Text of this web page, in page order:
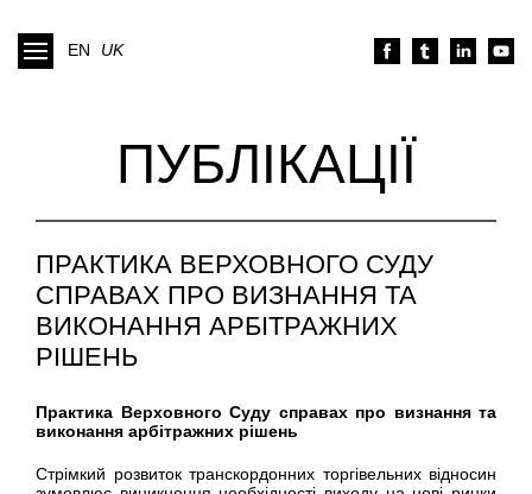
EN UK
ПУБЛІКАЦІЇ
ПРАКТИКА ВЕРХОВНОГО СУДУ
СПРАВАХ ПРО ВИЗНАННЯ ТА
ВИКОНАННЯ АРБІТРАЖНИХ
РІШЕНЬ
Практика Верховного Суду справах про визнання та
виконання арбітражних рішень
Стрімкий розвиток транскордонних торгівельних відносин